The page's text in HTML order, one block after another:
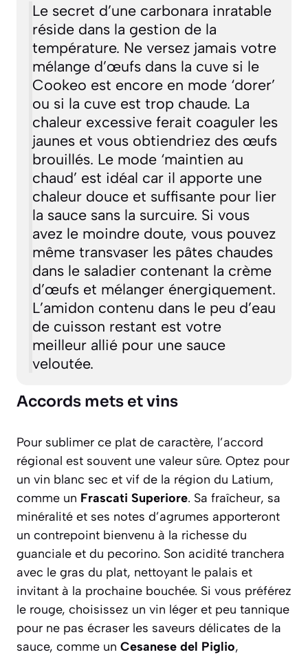
Le secret d’une carbonara inratable
réside dans la gestion de la
température. Ne versez jamais votre
mélange d’œufs dans la cuve si le
Cookeo est encore en mode ‘dorer’
ou si la cuve est trop chaude. La
chaleur excessive ferait coaguler les
jaunes et vous obtiendriez des œufs
brouillés. Le mode ‘maintien au
chaud’ est idéal car il apporte une
chaleur douce et suffisante pour lier
la sauce sans la surcuire. Si vous
avez le moindre doute, vous pouvez
même transvaser les pâtes chaudes
dans le saladier contenant la crème
d’œufs et mélanger énergiquement.
L’amidon contenu dans le peu d’eau
de cuisson restant est votre
meilleur allié pour une sauce
veloutée.
Accords mets et vins
Pour sublimer ce plat de caractère, l’accord
régional est souvent une valeur sûre. Optez pour
un vin blanc sec et vif de la région du Latium,
comme un Frascati Superiore. Sa fraîcheur, sa
minéralité et ses notes d’agrumes apporteront
un contrepoint bienvenu à la richesse du
guanciale et du pecorino. Son acidité tranchera
avec le gras du plat, nettoyant le palais et
invitant à la prochaine bouchée. Si vous préférez
le rouge, choisissez un vin léger et peu tannique
pour ne pas écraser les saveurs délicates de la
sauce, comme un Cesanese del Piglio,